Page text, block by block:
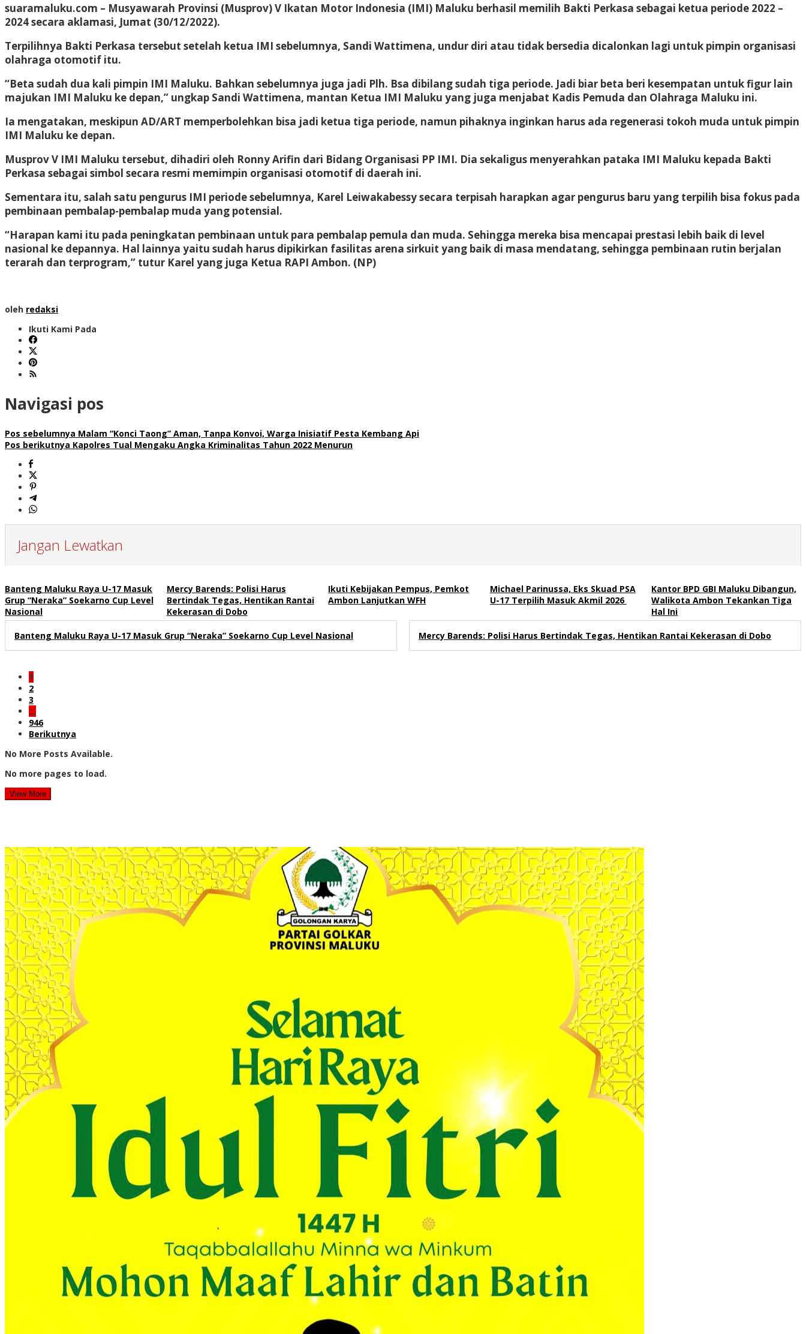
suaramaluku.com – Musyawarah Provinsi (Musprov) V Ikatan Motor Indonesia (IMI) Maluku berhasil memilih Bakti Perkasa sebagai ketua periode 2022 –
2024 secara aklamasi, Jumat (30/12/2022).
Terpilihnya Bakti Perkasa tersebut setelah ketua IMI sebelumnya, Sandi Wattimena, undur diri atau tidak bersedia dicalonkan lagi untuk pimpin organisasi
olahraga otomotif itu.
“Beta sudah dua kali pimpin IMI Maluku. Bahkan sebelumnya juga jadi Plh. Bsa dibilang sudah tiga periode. Jadi biar beta beri kesempatan untuk figur lain
majukan IMI Maluku ke depan,” ungkap Sandi Wattimena, mantan Ketua IMI Maluku yang juga menjabat Kadis Pemuda dan Olahraga Maluku ini.
Ia mengatakan, meskipun AD/ART memperbolehkan bisa jadi ketua tiga periode, namun pihaknya inginkan harus ada regenerasi tokoh muda untuk pimpin
IMI Maluku ke depan.
Musprov V IMI Maluku tersebut, dihadiri oleh Ronny Arifin dari Bidang Organisasi PP IMI. Dia sekaligus menyerahkan pataka IMI Maluku kepada Bakti
Perkasa sebagai simbol secara resmi memimpin organisasi otomotif di daerah ini.
Sementara itu, salah satu pengurus IMI periode sebelumnya, Karel Leiwakabessy secara terpisah harapkan agar pengurus baru yang terpilih bisa fokus pada
pembinaan pembalap-pembalap muda yang potensial.
“Harapan kami itu pada peningkatan pembinaan untuk para pembalap pemula dan muda. Sehingga mereka bisa mencapai prestasi lebih baik di level
nasional ke depannya. Hal lainnya yaitu sudah harus dipikirkan fasilitas arena sirkuit yang baik di masa mendatang, sehingga pembinaan rutin berjalan
terarah dan terprogram,” tutur Karel yang juga Ketua RAPI Ambon. (NP)
oleh redaksi
Ikuti Kami Pada
Navigasi pos
Pos sebelumnya Malam “Konci Taong” Aman, Tanpa Konvoi, Warga Inisiatif Pesta Kembang Api
Pos berikutnya Kapolres Tual Mengaku Angka Kriminalitas Tahun 2022 Menurun
Jangan Lewatkan
Banteng Maluku Raya U-17 Masuk
Grup “Neraka” Soekarno Cup Level
Nasional
Mercy Barends: Polisi Harus
Bertindak Tegas, Hentikan Rantai
Kekerasan di Dobo
Ikuti Kebijakan Pempus, Pemkot
Ambon Lanjutkan WFH
Michael Parinussa, Eks Skuad PSA
U-17 Terpilih Masuk Akmil 2026
Kantor BPD GBI Maluku Dibangun,
Walikota Ambon Tekankan Tiga
Hal Ini
Banteng Maluku Raya U-17 Masuk Grup “Neraka” Soekarno Cup Level Nasional Mercy Barends: Polisi Harus Bertindak Tegas, Hentikan Rantai Kekerasan di Dobo
1
2
3
…
946
Berikutnya
No More Posts Available.
No more pages to load.
View More